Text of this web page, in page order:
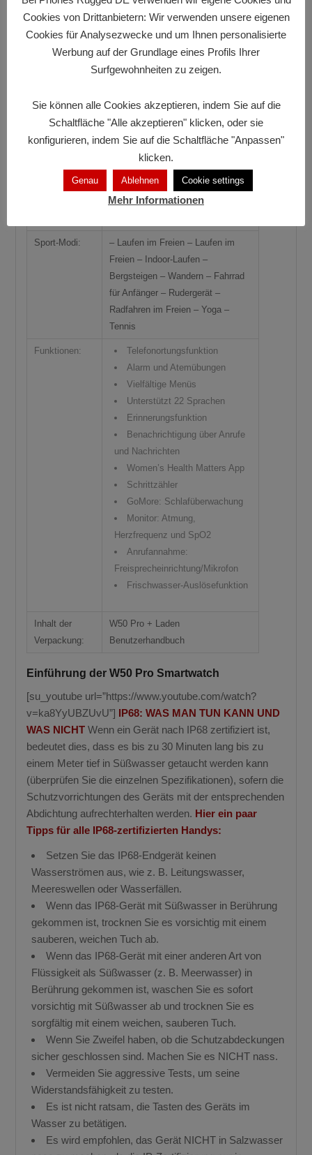
Gewicht: 62,8 g
Uhrglas: 52,3 mm * 55,4 mm
mm Max: 235 mm Länge: 270 mm
Lebensdauer
der Batterie:
Standby: >100 Tage Typische
Nutzung: 30 Tage
Batterie: 960 mAh
700
Sport-Modi:
– Laufen im Freien – Laufen im
Freien – Indoor-Laufen –
Bergsteigen – Wandern – Fahrrad
für Anfänger – Rudergerät –
Radfahren im Freien – Yoga –
Tennis
Funktionen:
Telefonortungsfunktion
Alarm und Atemübungen
Vielfältige Menüs
Unterstützt 22 Sprachen
Erinnerungsfunktion
Benachrichtigung über Anrufe
und Nachrichten
Women’s Health Matters App
Schrittzähler
GoMore: Schlafüberwachung
Monitor: Atmung,
Herzfrequenz und SpO2
Anrufannahme:
Freisprecheinrichtung/Mikrofon
Frischwasser-Auslösefunktion
Inhalt der
Verpackung:
W50 Pro + Laden
Benutzerhandbuch
Einführung der W50 Pro Smartwatch
[su_youtube url=”https://www.youtube.com/watch?
v=ka8YyUBZUvU”] IP68: WAS MAN TUN KANN UND
WAS NICHT Wenn ein Gerät nach IP68 zertifiziert ist,
bedeutet dies, dass es bis zu 30 Minuten lang bis zu
einem Meter tief in Süßwasser getaucht werden kann
(überprüfen Sie die einzelnen Spezifikationen), sofern die
Schutzvorrichtungen des Geräts mit der entsprechenden
Abdichtung aufrechterhalten werden. Hier ein paar
Tipps für alle IP68-zertifizierten Handys:
Setzen Sie das IP68-Endgerät keinen
Wasserströmen aus, wie z. B. Leitungswasser,
Meereswellen oder Wasserfällen.
Wenn das IP68-Gerät mit Süßwasser in Berührung
gekommen ist, trocknen Sie es vorsichtig mit einem
sauberen, weichen Tuch ab.
Wenn das IP68-Gerät mit einer anderen Art von
Flüssigkeit als Süßwasser (z. B. Meerwasser) in
Berührung gekommen ist, waschen Sie es sofort
vorsichtig mit Süßwasser ab und trocknen Sie es
sorgfältig mit einem weichen, sauberen Tuch.
Wenn Sie Zweifel haben, ob die Schutzabdeckungen
sicher geschlossen sind. Machen Sie es NICHT nass.
Vermeiden Sie aggressive Tests, um seine
Widerstandsfähigkeit zu testen.
Es ist nicht ratsam, die Tasten des Geräts im
Wasser zu betätigen.
Es wird empfohlen, das Gerät NICHT in Salzwasser
Angebot! Angebot!
Cookies von Drittanbietern: Wir verwenden unsere eigenen
Cookies für Analysezwecke und um Ihnen personalisierte
Werbung auf der Grundlage eines Profils Ihrer
Surfgewohnheiten zu zeigen.
Sie können alle Cookies akzeptieren, indem Sie auf die
Schaltfläche "Alle akzeptieren" klicken, oder sie
konfigurieren, indem Sie auf die Schaltfläche "Anpassen"
klicken.
Genau Ablehnen Cookie settings
Mehr Informationen